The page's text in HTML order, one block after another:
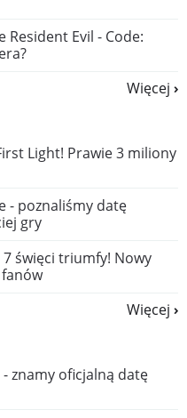
Evil - Code:
Więcej
Light! Prawie 3 miliony
- poznaliśmy datę
gry
7 święci triumfy! Nowy
Więcej
znamy oficjalną datę